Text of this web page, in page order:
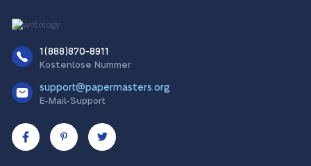
1(888)870-8911
Kostenlose Nummer
support@papermasters.org
E-Mail-Support